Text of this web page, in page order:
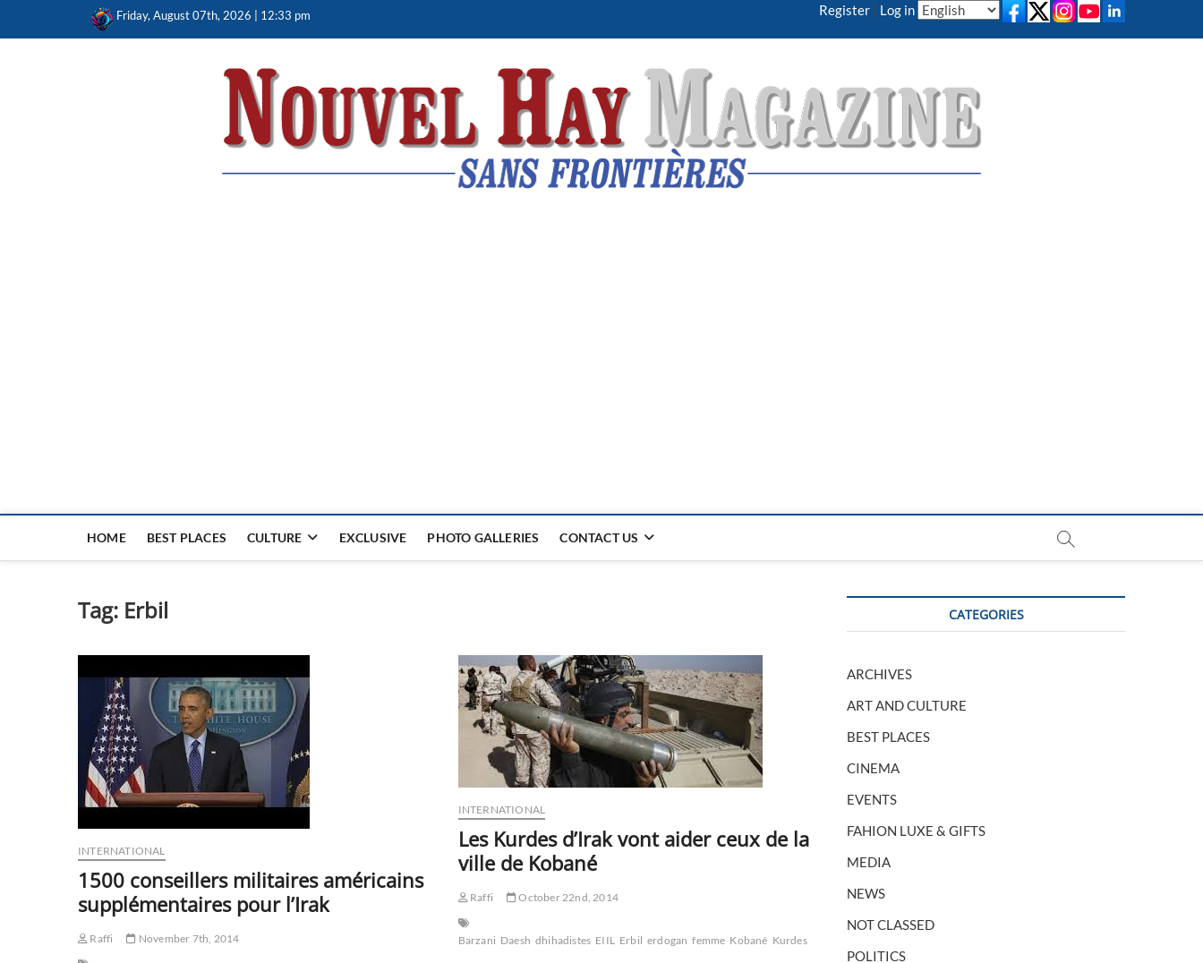
Friday, August 07th, 2026 | 12:33 pm Register | Log in
HOME BEST PLACES CULTURE EXCLUSIVE PHOTO GALLERIES CONTACT US
Tag: Erbil
INTERNATIONAL
1500 conseillers militaires américains
supplémentaires pour l’Irak
Raffi November 7th, 2014
INTERNATIONAL
Les Kurdes d’Irak vont aider ceux de la
ville de Kobané
Raffi October 22nd, 2014
Barzani Daesh dhihadistes EIIL Erbil erdogan femme Kobané Kurdes
CATEGORIES
ARCHIVES
ART AND CULTURE
BEST PLACES
CINEMA
EVENTS
FAHION LUXE & GIFTS
MEDIA
NEWS
NOT CLASSED
POLITICS